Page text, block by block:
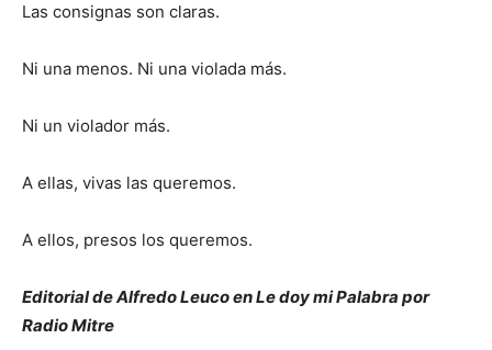
Las consignas son claras.
Ni una menos. Ni una violada más.
Ni un violador más.
A ellas, vivas las queremos.
A ellos, presos los queremos.
Editorial de Alfredo Leuco en Le doy mi Palabra por
Radio Mitre